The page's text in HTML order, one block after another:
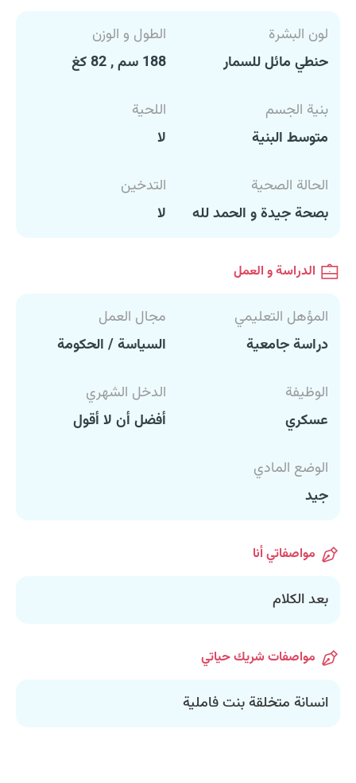
لون البشرة
حنطي مائل للسمار
الطول و الوزن
188 سم , 82 كغ
بنية الجسم
متوسط البنية
اللحية
لا
الحالة الصحية
بصحة جيدة و الحمد لله
التدخين
لا
الدراسة و العمل
المؤهل التعليمي
دراسة جامعية
مجال العمل
السياسة / الحكومة
الوظيفة
عسكري
الدخل الشهري
أفضل أن لا أقول
الوضع المادي
جيد
مواصفاتي أنا
بعد الكلام
مواصفات شريك حياتي
انسانة متخلقة بنت فاملية